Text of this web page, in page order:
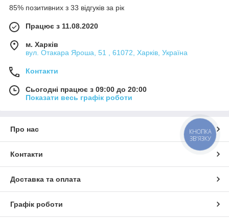
85% позитивних з 33 відгуків за рік
Працює з 11.08.2020
м. Харків
вул. Отакара Яроша, 51 , 61072, Харків, Україна
Контакти
Сьогодні працює з 09:00 до 20:00
Показати весь графік роботи
Про нас
Контакти
Доставка та оплата
Графік роботи
КНОПКА
ЗВ'ЯЗКУ